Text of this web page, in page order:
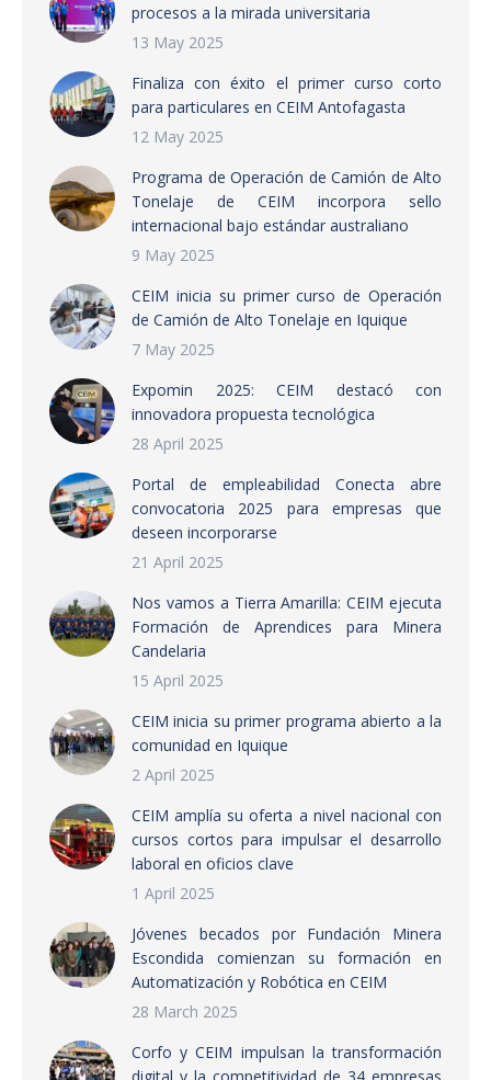
procesos a la mirada universitaria
13 May 2025
Finaliza con éxito el primer curso corto
para particulares en CEIM Antofagasta
12 May 2025
Programa de Operación de Camión de Alto
Tonelaje de CEIM incorpora sello
internacional bajo estándar australiano
9 May 2025
CEIM inicia su primer curso de Operación
de Camión de Alto Tonelaje en Iquique
7 May 2025
Expomin 2025: CEIM destacó con
innovadora propuesta tecnológica
28 April 2025
Portal de empleabilidad Conecta abre
convocatoria 2025 para empresas que
deseen incorporarse
21 April 2025
Nos vamos a Tierra Amarilla: CEIM ejecuta
Formación de Aprendices para Minera
Candelaria
15 April 2025
CEIM inicia su primer programa abierto a la
comunidad en Iquique
2 April 2025
CEIM amplía su oferta a nivel nacional con
cursos cortos para impulsar el desarrollo
laboral en oficios clave
1 April 2025
Jóvenes becados por Fundación Minera
Escondida comienzan su formación en
Automatización y Robótica en CEIM
28 March 2025
Corfo y CEIM impulsan la transformación